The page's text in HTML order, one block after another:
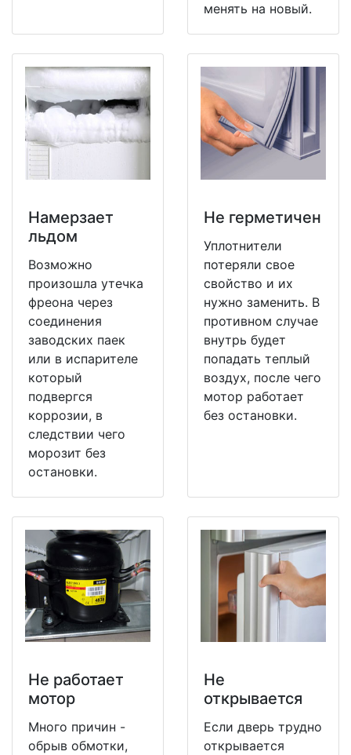
менять на новый.
Намерзает
льдом
Возможно
произошла утечка
фреона через
соединения
заводских паек
или в испарителе
который
подвергся
коррозии, в
следствии чего
морозит без
остановки.
Не герметичен
Уплотнители
потеряли свое
свойство и их
нужно заменить. В
противном случае
внутрь будет
попадать теплый
воздух, после чего
мотор работает
без остановки.
Не работает
мотор
Много причин -
обрыв обмотки,
Не
открывается
Если дверь трудно
открывается